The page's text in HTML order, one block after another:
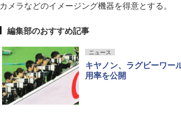
カメラなどのイメージング機器を得意とする。
編集部のおすすめ記事
ニュース
キヤノン、ラグビーワー
用率を公開